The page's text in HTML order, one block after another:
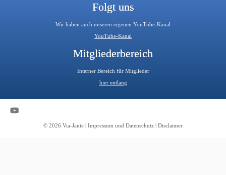
Folgt uns
Wir haben auch unseren eigenen YouTube-Kanal
YouTube-Kanal
Mitgliederbereich
Interner Bereich für Mitglieder
hier entlang
© 2026 Via-Jante | Impressum und Datenschutz | Disclaimer